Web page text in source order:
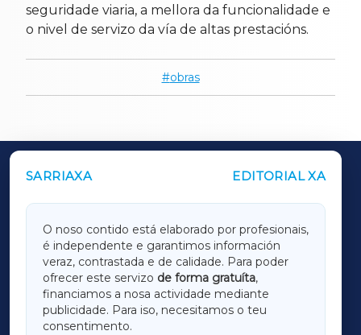
seguridade viaria, a mellora da funcionalidade e
o nivel de servizo da vía de altas prestacións.
obras
SARRIAXA EDITORIAL XA
O noso contido está elaborado por profesionais,
é independente e garantimos información
veraz, contrastada e de calidade. Para poder
ofrecer este servizo de forma gratuíta,
financiamos a nosa actividade mediante
publicidade. Para iso, necesitamos o teu
consentimento.
OUTROS PERIÓDICOS
LUGOXA
TERRACHAXA